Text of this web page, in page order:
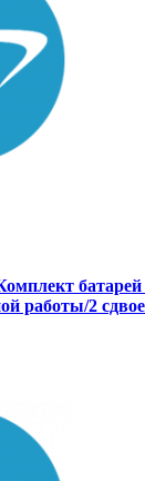
работы/2